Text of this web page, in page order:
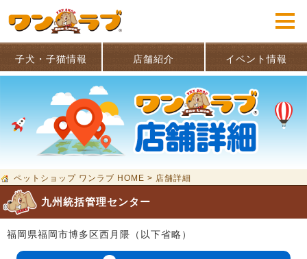
子犬・子猫情報 店舗紹介 イベント情報
ペットショップ ワンラブ HOME > 店舗詳細
九州統括管理センター
福岡県福岡市博多区西月隈（以下省略）